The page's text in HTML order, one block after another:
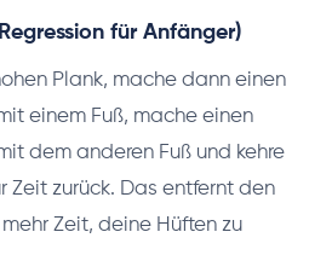
für Anfänger)
Plank, mache dann einen
einem Fuß, mache einen
dem anderen Fuß und kehre
Zeit zurück. Das entfernt den
Zeit, deine Hüften zu